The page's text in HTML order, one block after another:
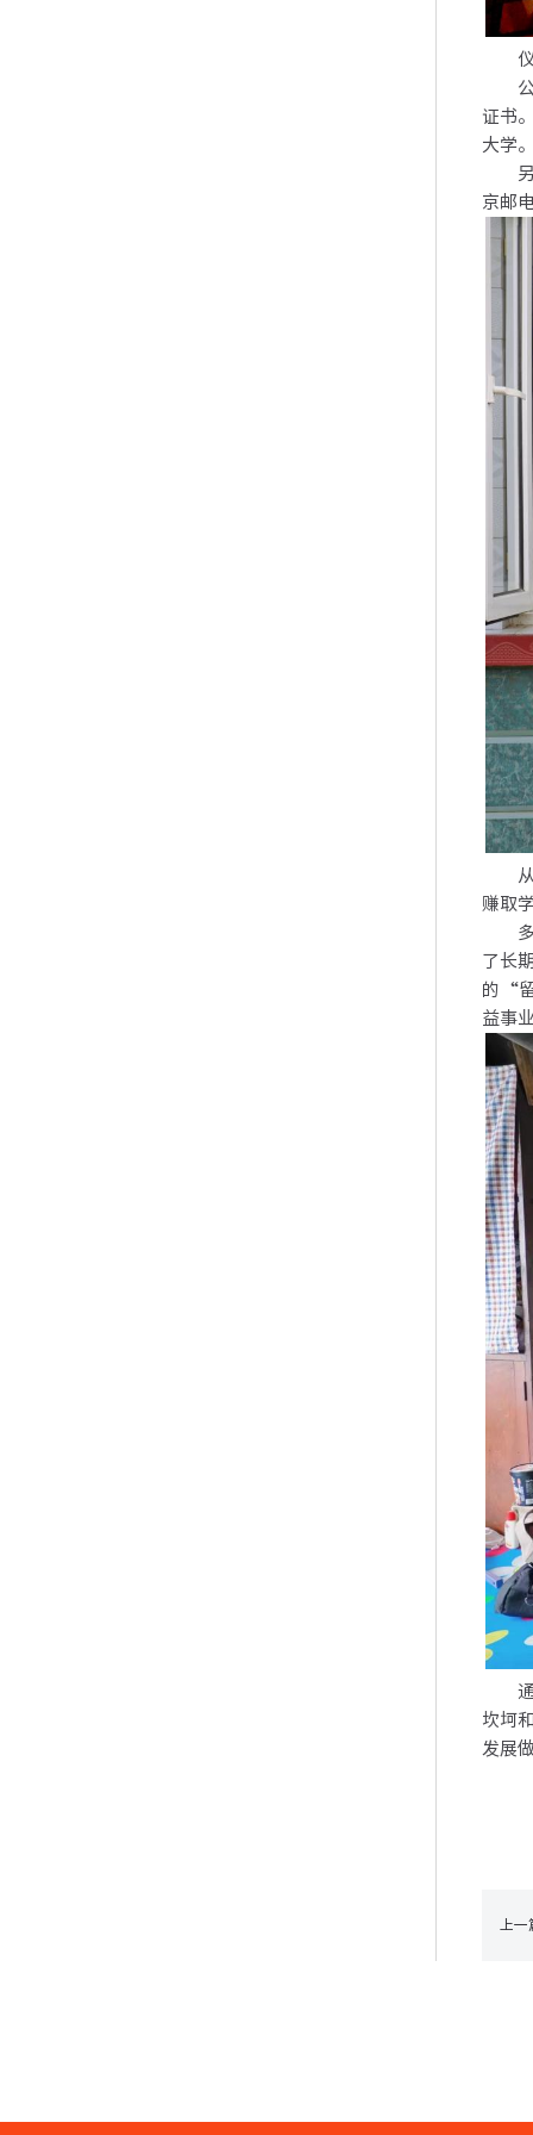
仪式
公路
证书
大学
另外
京邮
从交
赚取
多年
了长
的“
益事
通过
坎坷
发展
上一